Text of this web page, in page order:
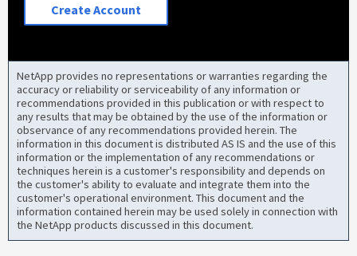
Create Account
NetApp provides no representations or warranties regarding the
accuracy or reliability or serviceability of any information or
recommendations provided in this publication or with respect to
any results that may be obtained by the use of the information or
observance of any recommendations provided herein. The
information in this document is distributed AS IS and the use of this
information or the implementation of any recommendations or
techniques herein is a customer's responsibility and depends on
the customer's ability to evaluate and integrate them into the
customer's operational environment. This document and the
information contained herein may be used solely in connection with
the NetApp products discussed in this document.